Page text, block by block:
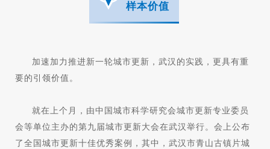
样本价值
加速加力推进新一轮城市更新，武汉的实践，更具有重
要的引领价值。
就在上个月，由中国城市科学研究会城市更新专业委员
会等单位主办的第九届城市更新大会在武汉举行。会上公布
了全国城市更新十佳优秀案例，其中，武汉市青山古镇片城